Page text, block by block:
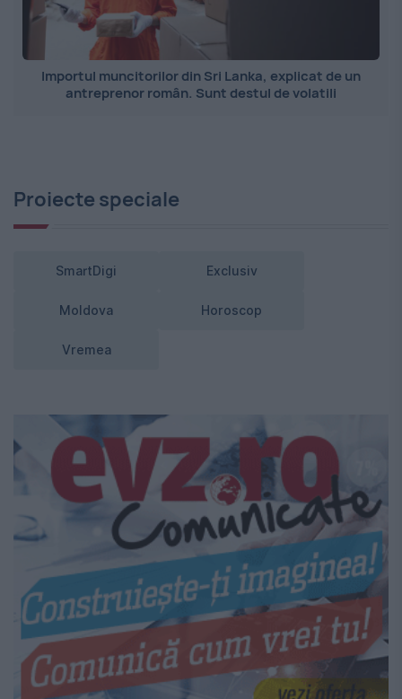
Importul muncitorilor din Sri Lanka, explicat de un
antreprenor român. Sunt destul de volatili
Proiecte speciale
SmartDigi Exclusiv
Moldova Horoscop
Vremea